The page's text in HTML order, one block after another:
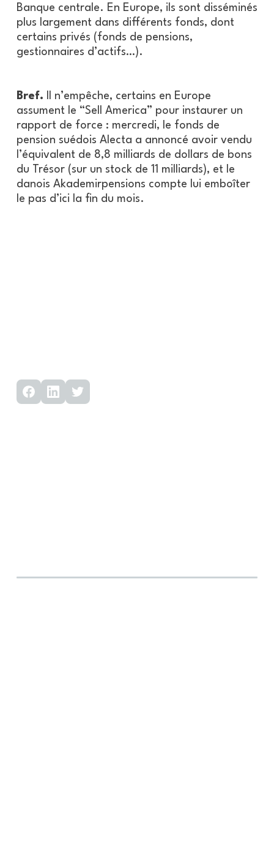
Banque centrale. En Europe, ils sont disséminés
plus largement dans différents fonds, dont
certains privés (fonds de pensions,
gestionnaires d’actifs…).
Bref. Il n’empêche, certains en Europe
assument le “Sell America” pour instaurer un
rapport de force : mercredi, le fonds de
pension suédois Alecta a annoncé avoir vendu
l’équivalent de 8,8 milliards de dollars de bons
du Trésor (sur un stock de 11 milliards), et le
danois Akademirpensions compte lui emboîter
le pas d’ici la fin du mois.